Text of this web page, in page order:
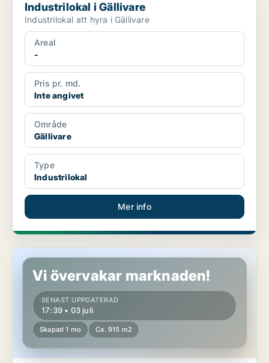
Industrilokal i Gällivare
Industrilokal att hyra i Gällivare
Areal
-
Pris pr. md.
Inte angivet
Område
Gällivare
Type
Industrilokal
Mer info
Industrilokal i Gällivare
Vi övervakar marknaden!
SENAST UPPDATERAD
17:39 • 03 juli
Skapad 1 mo Ca. 915 m2